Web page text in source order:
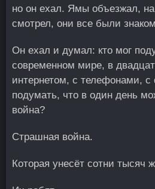
но он ехал. Ямы объезжал,
смотрел, они все были
Он ехал и думал: кто мог
современном мире, в
интернетом, с телефонами, с
подумать, что в один день
война?
Страшная война.
Которая унесёт сотни тысяч